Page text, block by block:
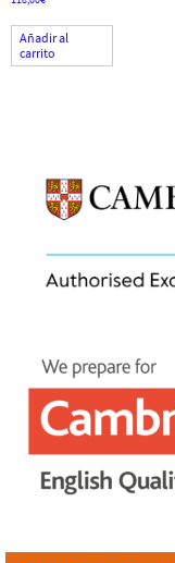
Añadir al
carrito